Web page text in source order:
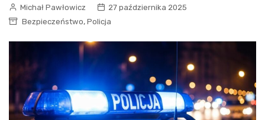
Michał Pawłowicz
27 października 2025
Bezpieczeństwo, Policja